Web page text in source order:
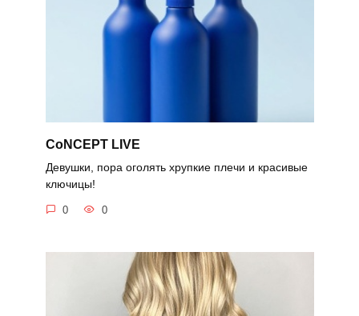
CoNCEPT LIVE
Девушки, пора оголять хрупкие плечи и красивые
ключицы!
0 0